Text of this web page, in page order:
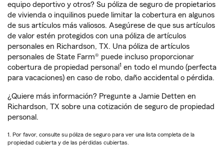
equipo deportivo y otros? Su póliza de seguro de propietarios
de vivienda o inquilinos puede limitar la cobertura en algunos
de sus artículos más valiosos. Asegúrese de que sus artículos
de valor estén protegidos con una póliza de artículos
personales en Richardson, TX. Una póliza de artículos
personales de State Farm® puede incluso proporcionar
cobertura de propiedad personal 1 en todo el mundo (perfecta
para vacaciones) en caso de robo, daño accidental o pérdida.
¿Quiere más información? Pregunte a Jamie Detten en
Richardson, TX sobre una cotización de seguro de propiedad
personal.
1. Por favor, consulte su póliza de seguro para ver una lista completa de la
propiedad cubierta y de las pérdidas cubiertas.